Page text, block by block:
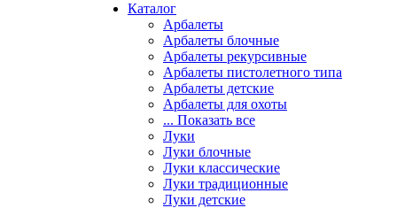
Каталог
Арбалеты
Арбалеты блочные
Арбалеты рекурсивные
Арбалеты пистолетного типа
Арбалеты детские
Арбалеты для охоты
... Показать все
Луки
Луки блочные
Луки классические
Луки традиционные
Луки детские